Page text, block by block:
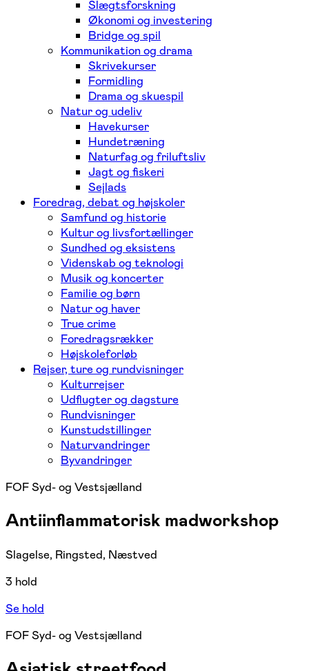
Slægtsforskning
Økonomi og investering
Bridge og spil
Kommunikation og drama
Skrivekurser
Formidling
Drama og skuespil
Natur og udeliv
Havekurser
Hundetræning
Naturfag og friluftsliv
Jagt og fiskeri
Sejlads
Foredrag, debat og højskoler
Samfund og historie
Kultur og livsfortællinger
Sundhed og eksistens
Videnskab og teknologi
Musik og koncerter
Familie og børn
Natur og haver
True crime
Foredragsrækker
Højskoleforløb
Rejser, ture og rundvisninger
Kulturrejser
Udflugter og dagsture
Rundvisninger
Kunstudstillinger
Naturvandringer
Byvandringer
FOF Syd- og Vestsjælland
Antiinflammatorisk madworkshop
Slagelse, Ringsted, Næstved
3 hold
Se hold
FOF Syd- og Vestsjælland